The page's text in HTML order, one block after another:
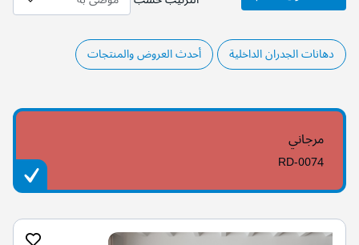
دهانات الجدران الداخلية أحدث العروض والمنتجات
مرجاني
RD-0074